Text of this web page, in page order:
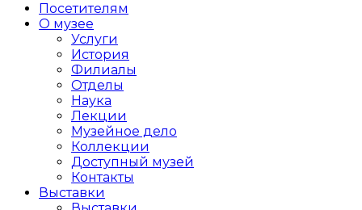
Посетителям
О музее
Услуги
История
Филиалы
Отделы
Наука
Лекции
Музейное дело
Коллекции
Доступный музей
Контакты
Выставки